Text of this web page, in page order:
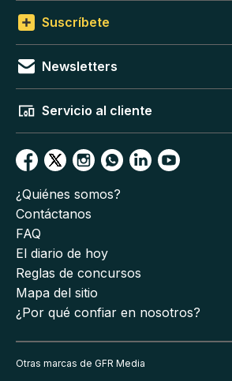
Suscríbete
Newsletters
Servicio al cliente
¿Quiénes somos?
Contáctanos
FAQ
El diario de hoy
Reglas de concursos
Mapa del sitio
¿Por qué confiar en nosotros?
Otras marcas de GFR Media